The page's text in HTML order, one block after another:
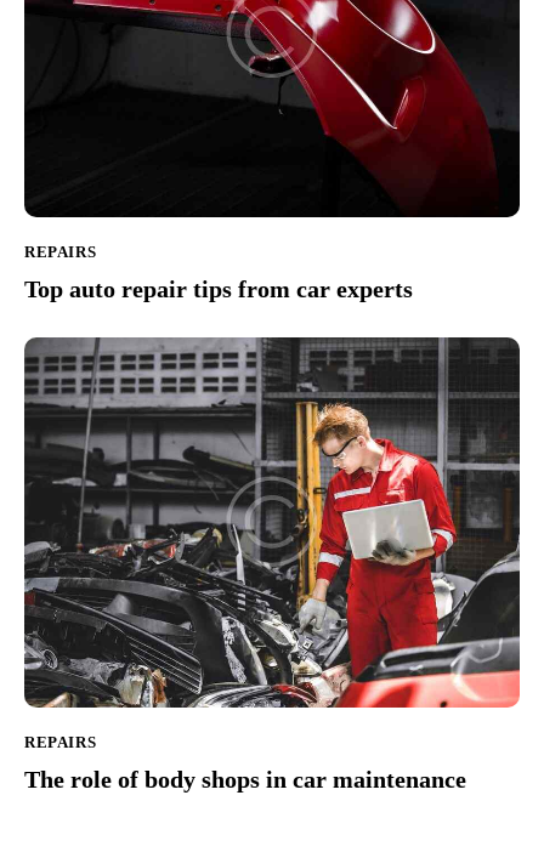
REPAIRS
Top auto repair tips from car experts
REPAIRS
The role of body shops in car maintenance